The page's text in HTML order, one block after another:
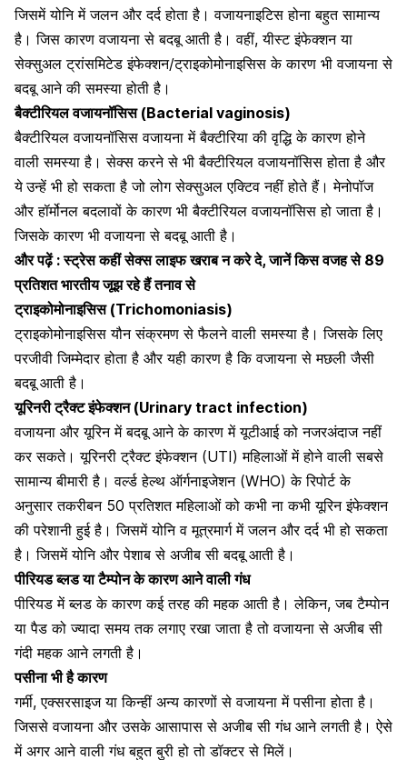
जिसमें योनि में जलन और दर्द होता है। वजायनाइटिस होना बहुत सामान्य
है। जिस कारण वजायना से बदबू आती है। वहीं,यीस्ट इंफेक्शनया
सेक्सुअल ट्रांसमिटेड इंफेक्शन/ट्राइकोमोनाइसिस के कारण भी वजायना से
बदबू आने की समस्या होती है।
बैक्टीरियल वजायनॉसिस (Bacterial vaginosis)
बैक्टीरियल वजायनॉसिस वजायना में बैक्टीरिया की वृद्धि के कारण होने
वाली समस्या है। सेक्स करने से भी बैक्टीरियल वजायनॉसिस होता है और
ये उन्हें भी हो सकता है जो लोग सेक्सुअल एक्टिव नहीं होते हैं। मेनोपॉज
और हॉर्मोनल बदलावों के कारण भी बैक्टीरियल वजायनॉसिस हो जाता है।
जिसके कारण भी वजायना से बदबू आती है।
और पढ़ें :स्ट्रेस कहीं सेक्स लाइफ खराब न करे दे, जानें किस वजह से 89
प्रतिशत भारतीय जूझ रहे हैं तनाव से
ट्राइकोमोनाइसिस (Trichomoniasis)
ट्राइकोमोनाइसिस यौन संक्रमण से फैलने वाली समस्या है। जिसके लिए
परजीवी जिम्मेदार होता है और यही कारण है कि वजायना से मछली जैसी
बदबू आती है।
यूरिनरी ट्रैक्ट इंफेक्शन (Urinary tract infection)
वजायना और यूरिन में बदबू आने के कारण में यूटीआई को नजरअंदाज नहीं
कर सकते। यूरिनरी ट्रैक्ट इंफेक्शन (UTI) महिलाओं में होने वाली सबसे
सामान्य बीमारी है। वर्ल्ड हेल्थ ऑर्गनाइजेशन (WHO) के रिपोर्ट के
अनुसार तकरीबन 50 प्रतिशत महिलाओं को कभी ना कभी यूरिन इंफेक्शन
की परेशानी हुई है। जिसमें योनि व मूत्रमार्ग में जलन और दर्द भी हो सकता
है। जिसमें योनि और पेशाब से अजीब सी बदबू आती है।
पीरियड ब्लड या टैम्पोन के कारण आने वाली गंध
पीरियड में ब्लड के कारण कई तरह की महक आती है। लेकिन, जब टैम्पाेन
या पैड को ज्यादा समय तक लगाए रखा जाता है तो वजायना से अजीब सी
गंदी महक आने लगती है।
पसीना भी है कारण
गर्मी, एक्सरसाइज या किन्हीं अन्य कारणों से वजायना में पसीना होता है।
जिससे वजायना और उसके आसापास से अजीब सी गंध आने लगती है। ऐसे
में अगर आने वाली गंध बहुत बुरी हो तो डॉक्टर से मिलें।